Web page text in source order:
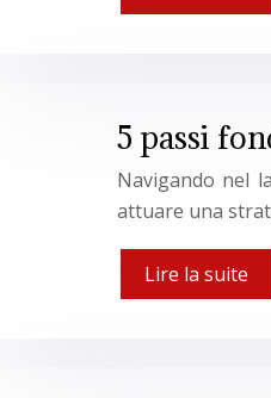
5 passi
Navigando nel
attuare una
Lire la suite